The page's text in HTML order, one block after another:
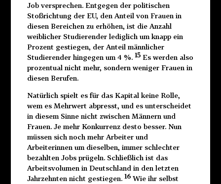
Job versprechen. Entgegen der politischen
Stoßrichtung der EU, den Anteil von Frauen in
diesen Bereichen zu erhöhen, ist die Anzahl
weiblicher Studierender lediglich um knapp ein
Prozent gestiegen, der Anteil männlicher
Studierender hingegen um 4 %. 15Es werden also
prozentual nicht mehr, sondern weniger Frauen in
diesen Berufen.
Natürlich spielt es für das Kapital keine Rolle,
wem es Mehrwert abpresst, und es unterscheidet
in diesem Sinne nicht zwischen Männern und
Frauen. Je mehr Konkurrenz desto besser. Nun
müssen sich noch mehr Arbeiter und
Arbeiterinnen um dieselben, immer schlechter
bezahlten Jobs prügeln. Schließlich ist das
Arbeitsvolumen in Deutschland in den letzten
Jahrzehnten nicht gestiegen. 16Wie ihr selbst